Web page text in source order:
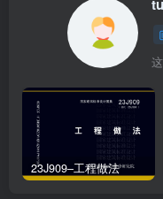
23J909–工程做法